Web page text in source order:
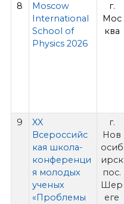
8
Moscow
International
School of
Physics 2026
г.
Мос
ква
9
XX
Всероссийс
кая школа-
конференци
я молодых
ученых
«Проблемы
г.
Нов
осиб
ирск
пос.
Шер
еге